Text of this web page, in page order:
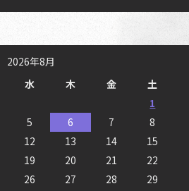
2026年8月
水 木 金
土
1
5 6 7
8
12 13 14
15
19 20 21
22
26 27 28 29